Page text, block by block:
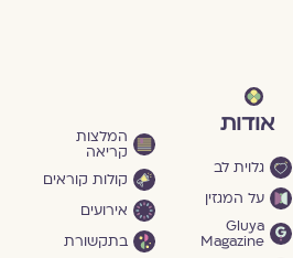
אודות
גלוית לב
על המגזין
Gluya
Magazine
המלצות
קריאה
קולות קוראים
אירועים
בתקשורת